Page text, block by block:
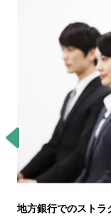
地方銀行でのストラ